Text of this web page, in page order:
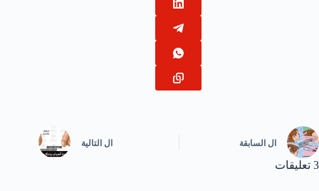
ال السابقة ال التالية
3 تعليقات